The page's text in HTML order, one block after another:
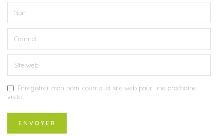
Enregistrer mon nom, courriel et site web pour une prochaine
visite.